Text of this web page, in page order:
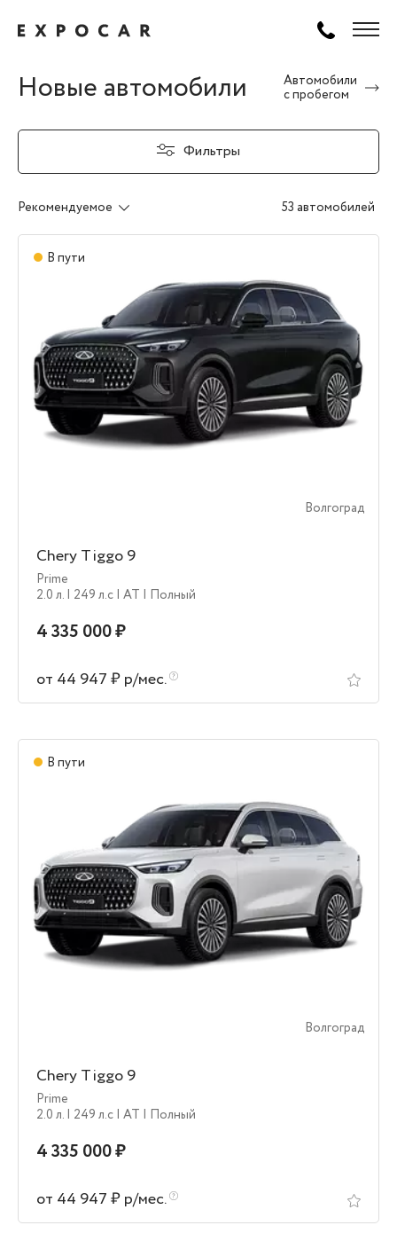
Новые автомобили
Автомобили
с пробегом
Фильтры
Рекомендуемое 53 автомобилей
В пути
Волгоград
Chery Tiggo 9
Prime
2.0 л. | 249 л.c | AT | Полный
4 335 000 ₽
от 44 947 ₽ р/мес.
В пути
Волгоград
Chery Tiggo 9
Prime
2.0 л. | 249 л.c | AT | Полный
4 335 000 ₽
от 44 947 ₽ р/мес.